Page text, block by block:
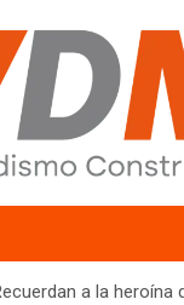
a la heroína